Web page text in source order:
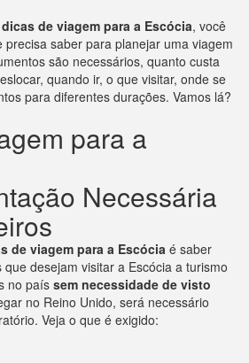
dicas de viagem para a Escócia, você
saber para planejar uma viagem
são necessários, quanto custa
quando ir, o que visitar, onde se
para diferentes durações. Vamos lá?
para a
Necessária
de viagem para a Escócia é saber
desejam visitar a Escócia a turismo
no país sem necessidade de visto
no Reino Unido, será necessário
Veja o que é exigido: